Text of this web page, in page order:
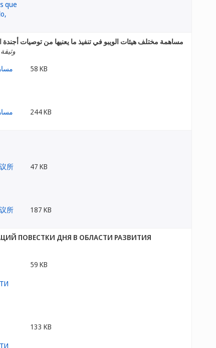
مساهمة مختلف هيئات الويبو في تنفيذ ما يعنيها من توصيات أجندة
58 KB
244 KB
47 KB
187 KB
ПОВЕСТКИ ДНЯ В ОБЛАСТИ РАЗВИТИЯ
59 KB
133 KB